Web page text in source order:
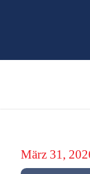
März 31,